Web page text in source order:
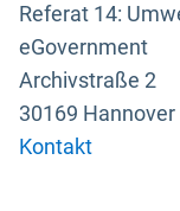
Referat 14:
eGovernment
Archivstraße 2
30169 Hannover
Kontakt